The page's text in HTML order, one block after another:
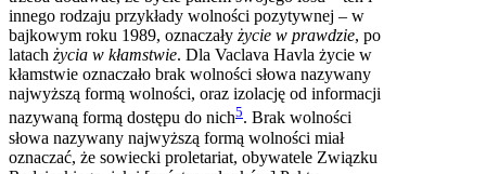
innego rodzaju przykłady wolności pozytywnej – w
bajkowym roku 1989, oznaczały życie w prawdzie, po
latach życia w kłamstwie. Dla Vaclava Havla życie w
kłamstwie oznaczało brak wolności słowa nazywany
najwyższą formą wolności, oraz izolację od informacji
nazywaną formą dostępu do nich5. Brak wolności
słowa nazywany najwyższą formą wolności miał
oznaczać, że sowiecki proletariat, obywatele Związku